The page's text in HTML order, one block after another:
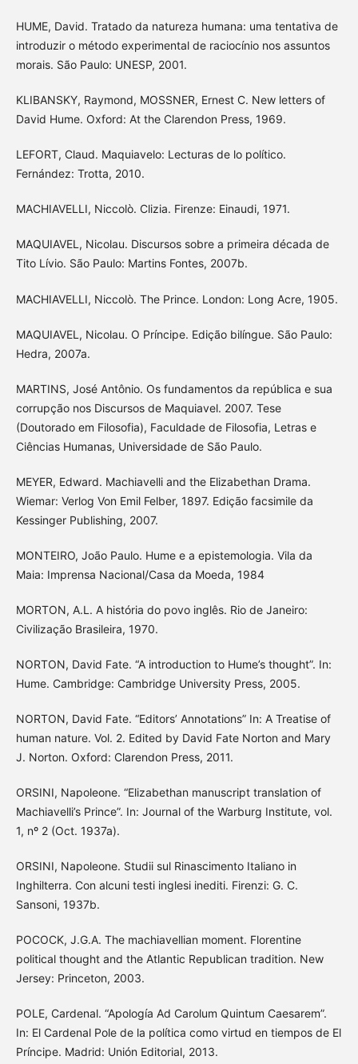
HUME, David. Tratado da natureza humana: uma tentativa de
introduzir o método experimental de raciocínio nos assuntos
morais. São Paulo: UNESP, 2001.
KLIBANSKY, Raymond, MOSSNER, Ernest C. New letters of
David Hume. Oxford: At the Clarendon Press, 1969.
LEFORT, Claud. Maquiavelo: Lecturas de lo político.
Fernández: Trotta, 2010.
MACHIAVELLI, Niccolò. Clizia. Firenze: Einaudi, 1971.
MAQUIAVEL, Nicolau. Discursos sobre a primeira década de
Tito Lívio. São Paulo: Martins Fontes, 2007b.
MACHIAVELLI, Niccolò. The Prince. London: Long Acre, 1905.
MAQUIAVEL, Nicolau. O Príncipe. Edição bilíngue. São Paulo:
Hedra, 2007a.
MARTINS, José Antônio. Os fundamentos da república e sua
corrupção nos Discursos de Maquiavel. 2007. Tese
(Doutorado em Filosofia), Faculdade de Filosofia, Letras e
Ciências Humanas, Universidade de São Paulo.
MEYER, Edward. Machiavelli and the Elizabethan Drama.
Wiemar: Verlog Von Emil Felber, 1897. Edição facsimile da
Kessinger Publishing, 2007.
MONTEIRO, João Paulo. Hume e a epistemologia. Vila da
Maia: Imprensa Nacional/Casa da Moeda, 1984
MORTON, A.L. A história do povo inglês. Rio de Janeiro:
Civilização Brasileira, 1970.
NORTON, David Fate. “A introduction to Hume’s thought”. In:
Hume. Cambridge: Cambridge University Press, 2005.
NORTON, David Fate. “Editors’ Annotations” In: A Treatise of
human nature. Vol. 2. Edited by David Fate Norton and Mary
J. Norton. Oxford: Clarendon Press, 2011.
ORSINI, Napoleone. “Elizabethan manuscript translation of
Machiavelli’s Prince”. In: Journal of the Warburg Institute, vol.
1, nº 2 (Oct. 1937a).
ORSINI, Napoleone. Studii sul Rinascimento Italiano in
Inghilterra. Con alcuni testi inglesi inediti. Firenzi: G. C.
Sansoni, 1937b.
POCOCK, J.G.A. The machiavellian moment. Florentine
political thought and the Atlantic Republican tradition. New
Jersey: Princeton, 2003.
POLE, Cardenal. “Apología Ad Carolum Quintum Caesarem”.
In: El Cardenal Pole de la política como virtud en tiempos de El
Príncipe. Madrid: Unión Editorial, 2013.